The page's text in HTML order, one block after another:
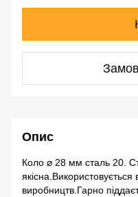
Опис
Коло ⌀ 28 мм сталь 20.
виробництв.Гарно